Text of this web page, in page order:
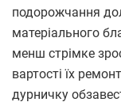
подорожчання
матеріального
менш стрімке
вартості їх
дурничку